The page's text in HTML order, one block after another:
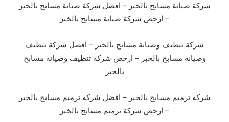
شركة صيانة مسابح بالخبر – افضل شركة صيانة مسابح بالخبر
– ارخص شركة صيانة مسابح بالخبر
شركة تنظيف وصيانة مسابح بالخبر – افضل شركة تنظيف
وصيانة مسابح بالخبر – ارخص شركة تنظيف وصيانة مسابح
بالخبر
شركة ترميم مسابح بالخبر – افضل شركة ترميم مسابح بالخبر
– ارخص شركة ترميم مسابح بالخبر